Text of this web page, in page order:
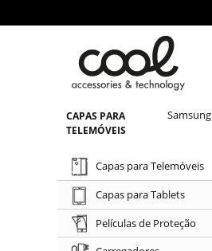
CAPAS PARA
TELEMÓVEIS
Samsung
Capas para Telemóveis
Capas para Tablets
Películas de Proteção